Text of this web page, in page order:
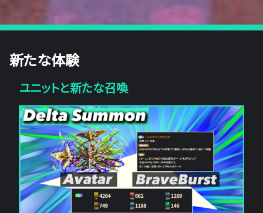
新たな体験
ユニットと新たな召喚